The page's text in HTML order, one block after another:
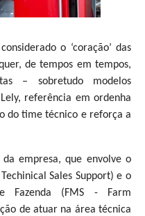
o ‘coração’ das
de tempos em tempos,
– sobretudo modelos
referência em ordenha
do time técnico e reforça a
empresa, que envolve o
Sales Support) e o
Fazenda (FMS - Farm
de atuar na área técnica